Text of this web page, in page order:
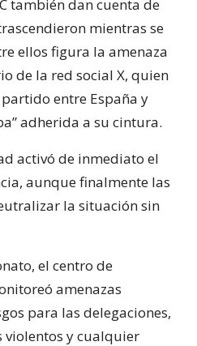
también dan cuenta de
mientras se
ellos figura la amenaza
de la red social X, quien
entre España y
adherida a su cintura.
activó de inmediato el
aunque finalmente las
la situación sin
el centro de
amenazas
para las delegaciones,
violentos y cualquier